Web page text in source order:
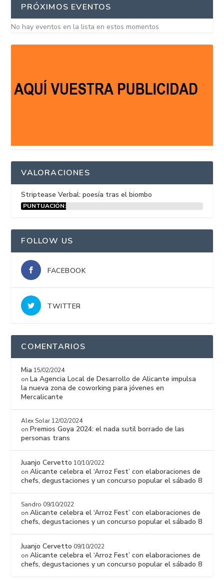
PRÓXIMOS EVENTOS
No hay eventos en la lista en estos momentos
VALORACIONES
Striptease Verbal: poesía tras el biombo
PUNTUACIÓN:
FOLLOW US
FACEBOOK
TWITTER
COMENTARIOS
Mia 15/02/2024
on La Agencia Local de Desarrollo de Alicante impulsa
la nueva zona de coworking para jóvenes en
Mercalicante
Alex Solar 12/02/2024
on Premios Goya 2024: el nada sutil borrado de las
personas trans
Juanjo Cervetto 10/10/2022
onAlicante celebra el ‘Arroz Fest’ con elaboraciones de
chefs, degustaciones y un concurso popular el sábado 8
Sandro 09/10/2022
onAlicante celebra el ‘Arroz Fest’ con elaboraciones de
chefs, degustaciones y un concurso popular el sábado 8
Juanjo Cervetto 09/10/2022
onAlicante celebra el ‘Arroz Fest’ con elaboraciones de
chefs, degustaciones y un concurso popular el sábado 8